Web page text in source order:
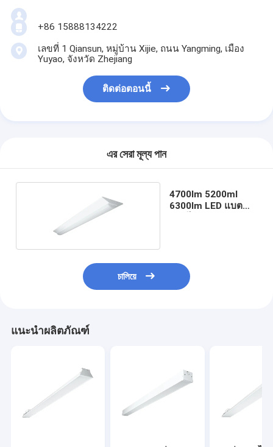
ผลิตภัณฑ์
+86 15888134222
เลขที่ 1 Qiansun, หมู่บ้าน Xijie, ถนน Yangming, เมือง
Yuyao, จังหวัด Zhejiang
ติดต่อตอนนี้
এর সেরা মূল্য পান
4700lm 5200ml
6300lm LED แบต
চালিয়ে
แนะนำผลิตภัณฑ์